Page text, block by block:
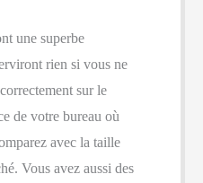
une superbe
rien si vous ne
sur le
de votre bureau où
avec la taille
Vous avez aussi des